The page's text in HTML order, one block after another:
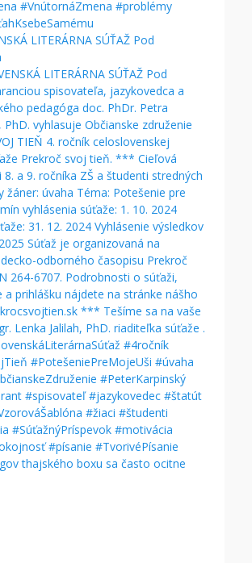
LITERÁRNA SÚŤAŽ Pod
thajského boxu sa často ocitne